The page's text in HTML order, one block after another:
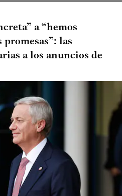
a “hemos
promesas”: las
a los anuncios de